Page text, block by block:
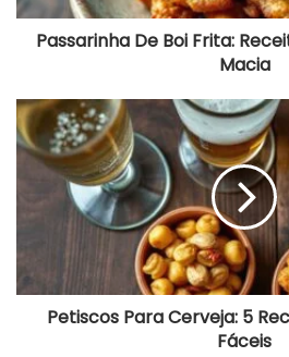
Passarinha De Boi Frita:
Macia
Petiscos
Para
Cerveja:
Receitas
Crocantes
Petiscos Para Cerveja: 5
Fáceis